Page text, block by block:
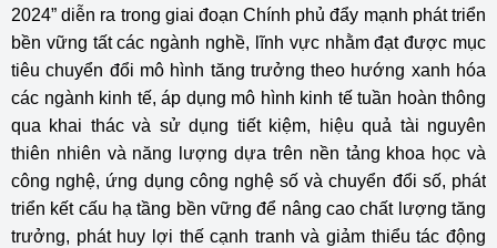
2024” diễn ra trong giai đoạn Chính phủ đẩy mạnh phát triển
bền vững tất các ngành nghề, lĩnh vực nhằm đạt được mục
tiêu chuyển đổi mô hình tăng trưởng theo hướng xanh hóa
các ngành kinh tế, áp dụng mô hình kinh tế tuần hoàn thông
qua khai thác và sử dụng tiết kiệm, hiệu quả tài nguyên
thiên nhiên và năng lượng dựa trên nền tảng khoa học và
công nghệ, ứng dụng công nghệ số và chuyển đổi số, phát
triển kết cấu hạ tầng bền vững để nâng cao chất lượng tăng
trưởng, phát huy lợi thế cạnh tranh và giảm thiểu tác động